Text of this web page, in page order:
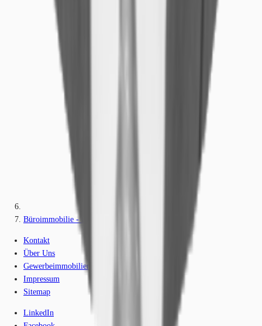
Büroimmobilie - Eschborn - F0276
Kontakt
Über Uns
Gewerbeimmobilien-Lexikon
Impressum
Sitemap
LinkedIn